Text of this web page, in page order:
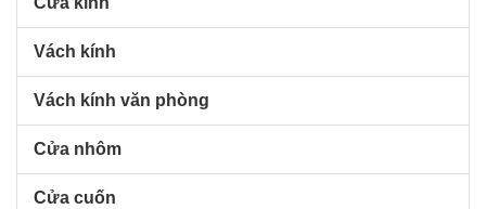
Vách kính
Vách kính văn phòng
Cửa nhôm
Cửa cuốn